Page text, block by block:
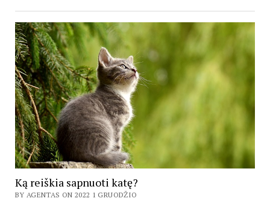
Ką reiškia sapnuoti katę?
BY AGENTAS ON 2022 1 GRUODŽIO